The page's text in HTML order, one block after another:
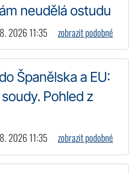
neudělá ostudu
2026 11:35 zobrazit podobné
Španělska a EU:
Pohled z
2026 11:35 zobrazit podobné